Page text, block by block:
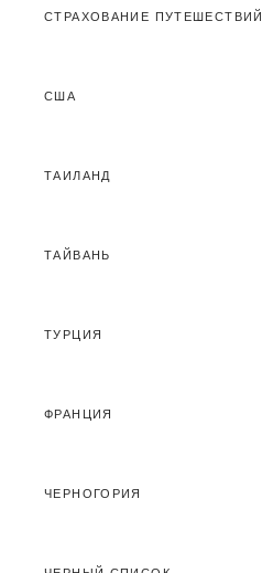
СТРАХОВАНИЕ ПУТЕШЕСТВИЙ
США
ТАИЛАНД
ТАЙВАНЬ
ТУРЦИЯ
ФРАНЦИЯ
ЧЕРНОГОРИЯ